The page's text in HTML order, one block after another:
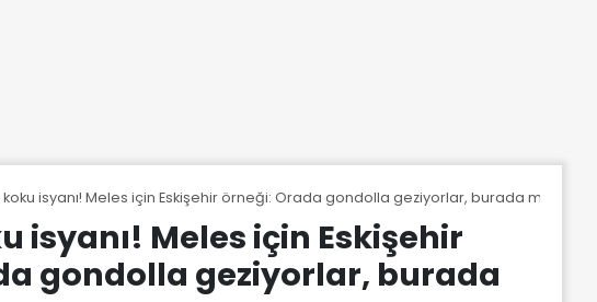
isyanı! Meles için Eskişehir örneği: Orada gondolla geziyorlar, burada maskeyle
isyanı! Meles için Eskişehir
gondolla geziyorlar, burada